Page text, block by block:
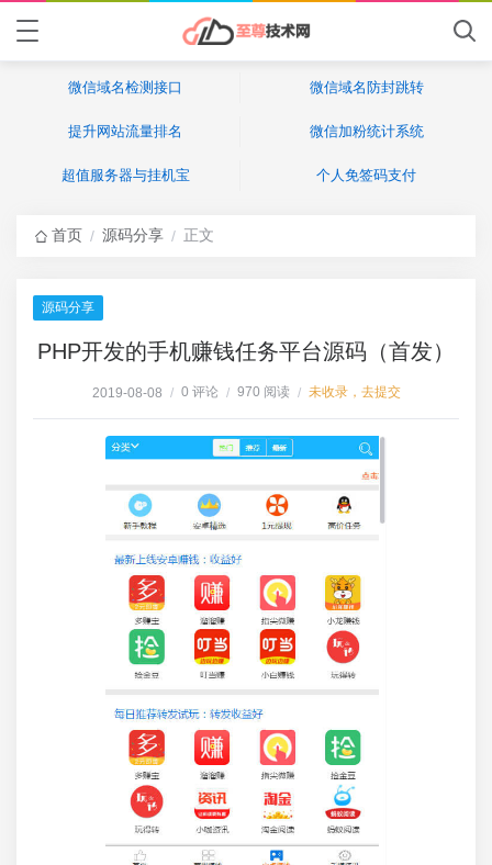
微信域名检测接口 微信域名防封跳转
提升网站流量排名 微信加粉统计系统
超值服务器与挂机宝 个人免签码支付
首页 / 源码分享 / 正文
源码分享
PHP开发的手机赚钱任务平台源码（首发）
2019-08-08 / 0 评论 / 970 阅读 / 未收录，去提交